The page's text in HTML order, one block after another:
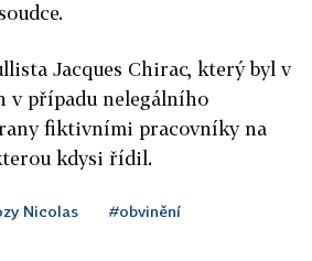
Jacques Chirac, který byl v
v případu nelegálního
fiktivními pracovníky na
kdysi řídil.
Nicolas #obvinění